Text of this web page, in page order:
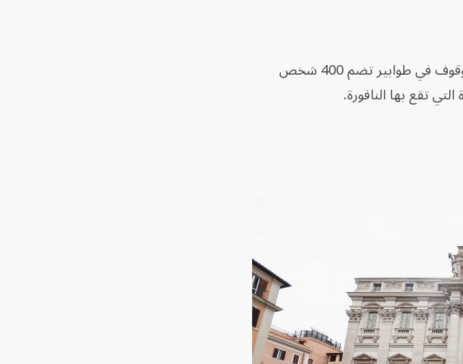
وقال رئيس بلدية روما روبرتو جوالتيري، إن الزوار سيتعيَّن عليهم الوقوف في طوابير تضم 400 شخص
تقع بها النافورة.